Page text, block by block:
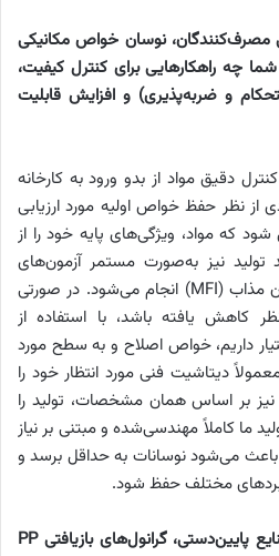
مصرف‌کنندگان، نوسان خواص مکانیکی
چه راهکارهایی برای کنترل کیفیت،
و ضربه‌پذیری) و افزایش قابلیت
دقیق مواد از بدو ورود به کارخانه
نظر حفظ خواص اولیه مورد ارزیابی
که مواد، ویژگی‌های پایه خود را از
تولید نیز به‌صورت مستمر آزمون‌های
مکانیکی و تست شاخص جریان مذاب (MFI) انجام می‌شود. در صورتی
کاهش یافته باشد، با استفاده از
داریم، خواص اصلاح و به سطح مورد
دیتاشیت فنی مورد انتظار خود را
نیز بر اساس همان مشخصات، تولید را
ما کاملاً مهندسی‌شده و مبتنی بر نیاز
می‌شود نوسانات به حداقل برسد و
مختلف حفظ شود.
پایین‌دستی، گرانول‌های بازیافتیPP